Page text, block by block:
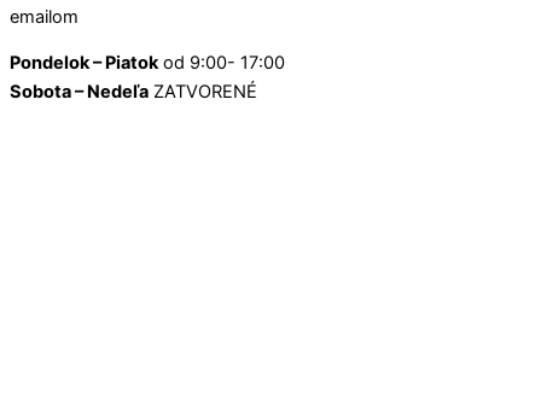
emailom
Pondelok – Piatokod 9:00- 17:00
Sobota – Nedeľa ZATVORENÉ